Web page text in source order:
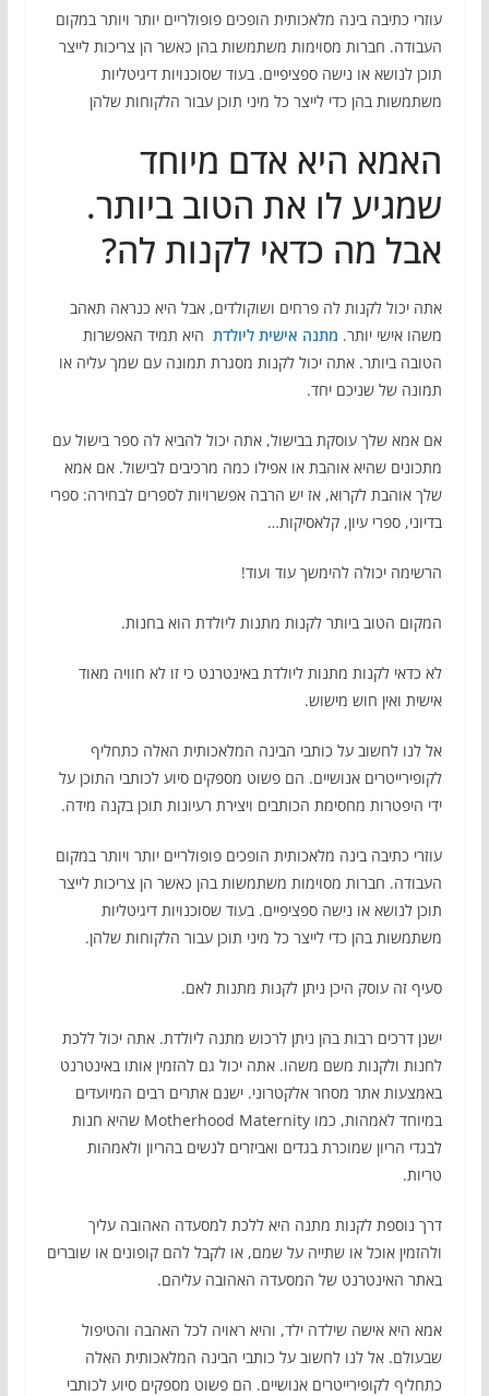
עוזרי כתיבה בינה מלאכותית הופכים פופולריים יותר ויותר במקום
העבודה. חברות מסוימות משתמשות בהן כאשר הן צריכות לייצר
תוכן לנושא או נישה ספציפיים. בעוד שסוכנויות דיגיטליות
משתמשות בהן כדי לייצר כל מיני תוכן עבור הלקוחות שלהן
האמא היא אדם מיוחד
שמגיע לו את הטוב ביותר.
אבל מה כדאי לקנות לה?
אתה יכול לקנות לה פרחים ושוקולדים, אבל היא כנראה תאהב
משהו אישי יותר. מתנה אישית ליולדת היא תמיד האפשרות
הטובה ביותר. אתה יכול לקנות מסגרת תמונה עם שמך עליה או
תמונה של שניכם יחד.
אם אמא שלך עוסקת בבישול, אתה יכול להביא לה ספר בישול עם
מתכונים שהיא אוהבת או אפילו כמה מרכיבים לבישול. אם אמא
שלך אוהבת לקרוא, אז יש הרבה אפשרויות לספרים לבחירה: ספרי
בדיוני, ספרי עיון, קלאסיקות…
הרשימה יכולה להימשך עוד ועוד!
המקום הטוב ביותר לקנות מתנות ליולדת הוא בחנות.
לא כדאי לקנות מתנות ליולדת באינטרנט כי זו לא חוויה מאוד
אישית ואין חוש מישוש.
אל לנו לחשוב על כותבי הבינה המלאכותית האלה כתחליף
לקופירייטרים אנושיים. הם פשוט מספקים סיוע לכותבי התוכן על
ידי היפטרות מחסימת הכותבים ויצירת רעיונות תוכן בקנה מידה.
עוזרי כתיבה בינה מלאכותית הופכים פופולריים יותר ויותר במקום
העבודה. חברות מסוימות משתמשות בהן כאשר הן צריכות לייצר
תוכן לנושא או נישה ספציפיים. בעוד שסוכנויות דיגיטליות
משתמשות בהן כדי לייצר כל מיני תוכן עבור הלקוחות שלהן.
סעיף זה עוסק היכן ניתן לקנות מתנות לאם.
ישנן דרכים רבות בהן ניתן לרכוש מתנה ליולדת. אתה יכול ללכת
לחנות ולקנות משם משהו. אתה יכול גם להזמין אותו באינטרנט
באמצעות אתר מסחר אלקטרוני. ישנם אתרים רבים המיועדים
במיוחד לאמהות, כמו Motherhood Maternity שהיא חנות
לבגדי הריון שמוכרת בגדים ואביזרים לנשים בהריון ולאמהות
טריות.
דרך נוספת לקנות מתנה היא ללכת למסעדה האהובה עליך
ולהזמין אוכל או שתייה על שמם, או לקבל להם קופונים או שוברים
באתר האינטרנט של המסעדה האהובה עליהם.
אמא היא אישה שילדה ילד, והיא ראויה לכל האהבה והטיפול
שבעולם. אל לנו לחשוב על כותבי הבינה המלאכותית האלה
כתחליף לקופירייטרים אנושיים. הם פשוט מספקים סיוע לכותבי